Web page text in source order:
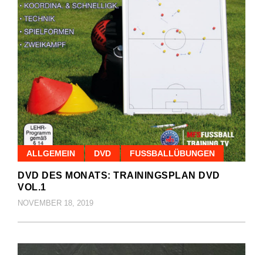
ALLGEMEIN DVD FUSSBALLÜBUNGEN
DVD DES MONATS: TRAININGSPLAN DVD
VOL.1
NOVEMBER 18, 2019